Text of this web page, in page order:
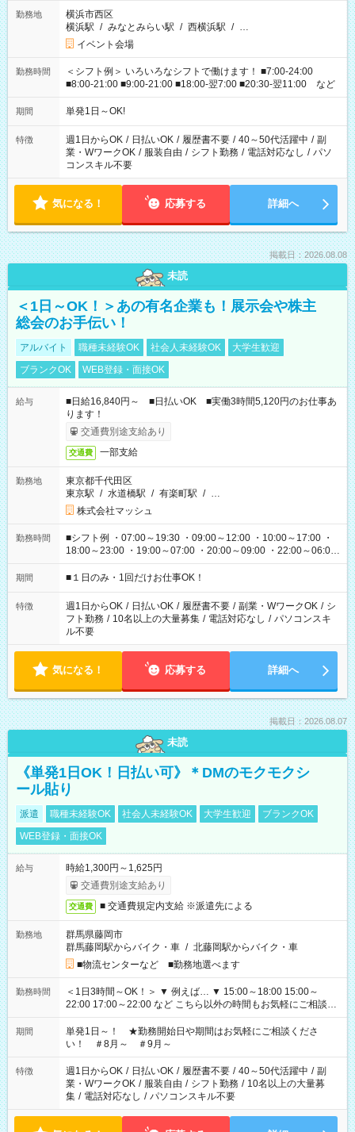
勤務地
横浜市西区
横浜駅 / みなとみらい駅 / 西横浜駅 / …
イベント会場
勤務時間
＜シフト例＞ いろいろなシフトで働けます！ ■7:00-24:00
■8:00-21:00 ■9:00-21:00 ■18:00-翌7:00 ■20:30-翌11:00 など
期間 単発1日～OK!
特徴 週1日からOK / 日払いOK / 履歴書不要 / 40～50代活躍中 / 副
業・WワークOK / 服装自由 / シフト勤務 / 電話対応なし / パソ
コンスキル不要
気になる！ 応募する 詳細へ
掲載日：2026.08.08
未読
＜1日～OK！＞あの有名企業も！展示会や株主
総会のお手伝い！
アルバイト 職種未経験OK 社会人未経験OK
大学生歓迎
ブランクOK
WEB登録・面接OK
給与
■日給16,840円～ ■日払いOK ■実働3時間5,120円のお仕事あ
ります！
交通費別途支給あり
交通費 一部支給
勤務地
東京都千代田区
東京駅 / 水道橋駅 / 有楽町駅 / …
株式会社マッシュ
勤務時間
■シフト例 ・07:00～19:30 ・09:00～12:00 ・10:00～17:00 ・
18:00～23:00 ・19:00～07:00 ・20:00～09:00 ・22:00～06:00
etc ★最短で3時間で5,120円のお仕事から 15時間で2万円近く稼
げるお仕事も！ ご希望のお時間に合わせてご紹介！ ※シフトは
ください！
期間 ■１日のみ・1回だけお仕事OK！
特徴 週1日からOK / 日払いOK / 履歴書不要 / 副業・WワークOK / シ
フト勤務 / 10名以上の大量募集 / 電話対応なし / パソコンスキ
ル不要
気になる！ 応募する 詳細へ
掲載日：2026.08.07
未読
《単発1日OK！日払い可》＊DMのモクモクシ
ール貼り
派遣 職種未経験OK 社会人未経験OK 大学生歓迎
ブランクOK
WEB登録・面接OK
給与
時給1,300円～1,625円
交通費別途支給あり
交通費 ■ 交通費規定内支給 ※派遣先による
勤務地
群馬県藤岡市
群馬藤岡駅からバイク・車 / 北藤岡駅からバイク・車
■物流センターなど ■勤務地選べます
勤務時間
＜1日3時間～OK！＞ ▼ 例えば… ▼ 15:00～18:00 15:00～
22:00 17:00～22:00 など こちら以外の時間もお気軽にご相談く
ださい！
期間
単発1日～！ ★勤務開始日や期間はお気軽にご相談くださ
い！ ＃8月～ ＃9月～
特徴 週1日からOK / 日払いOK / 履歴書不要 / 40～50代活躍中 / 副
業・WワークOK / 服装自由 / シフト勤務 / 10名以上の大量募
集 / 電話対応なし / パソコンスキル不要